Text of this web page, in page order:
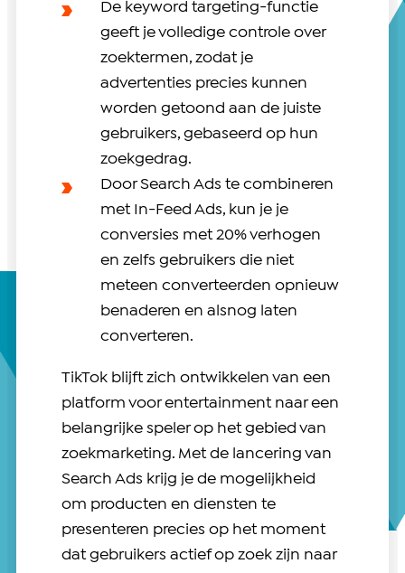
De keyword targeting-functie
geeft je volledige controle over
zoektermen, zodat je
advertenties precies kunnen
worden getoond aan de juiste
gebruikers, gebaseerd op hun
zoekgedrag.
Door Search Ads te combineren
met In-Feed Ads, kun je je
conversies met 20% verhogen
en zelfs gebruikers die niet
meteen converteerden opnieuw
benaderen en alsnog laten
converteren.
TikTok blijft zich ontwikkelen van een
platform voor entertainment naar een
belangrijke speler op het gebied van
zoekmarketing. Met de lancering van
Search Ads krijg je de mogelijkheid
om producten en diensten te
presenteren precies op het moment
dat gebruikers actief op zoek zijn naar